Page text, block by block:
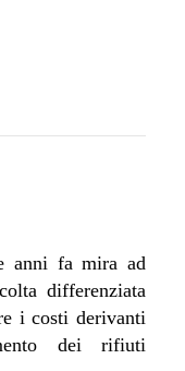
anni fa mira ad
differenziata
i costi derivanti
dei rifiuti